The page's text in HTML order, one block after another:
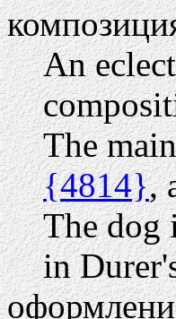
An
The
{4814},
The dog
in